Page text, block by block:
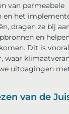
van permeabele
en het
dragen ze bij
en
Dit is
waar
uitdagingen
van de